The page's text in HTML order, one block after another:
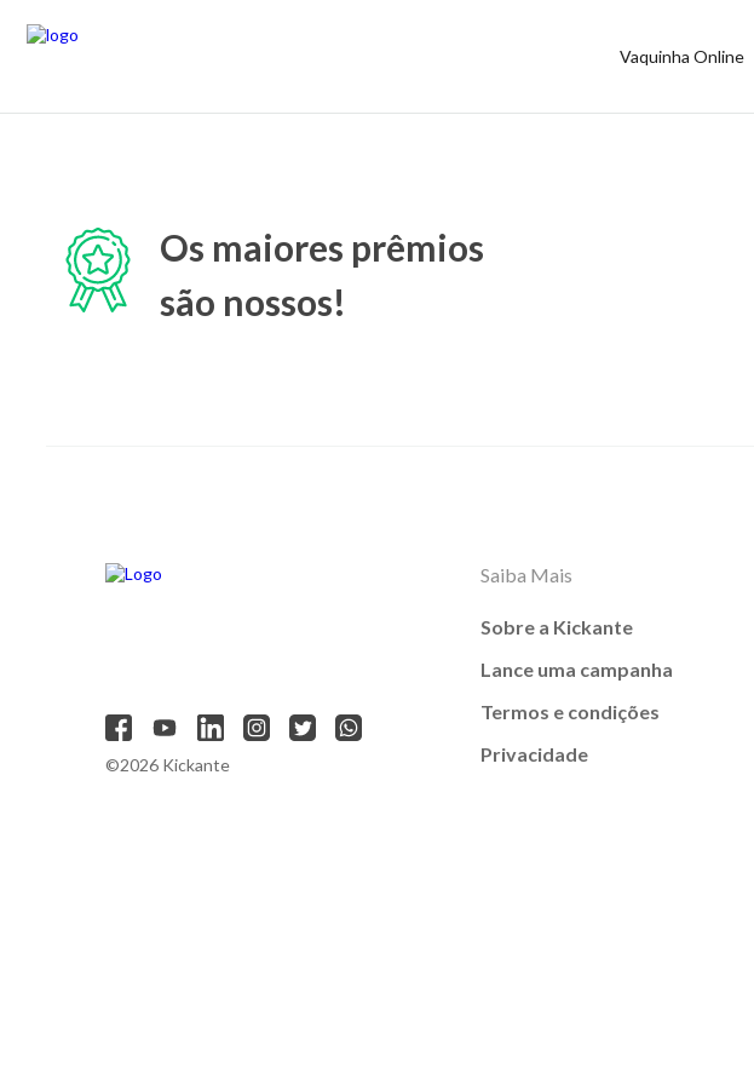
Vaquinha Online
Os maiores prêmios
são nossos!
©2026 Kickante
Saiba Mais
Sobre a Kickante
Lance uma campanha
Termos e condições
Privacidade